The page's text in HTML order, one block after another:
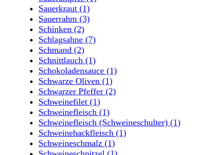
Sauerkraut (1)
Sauerrahm (3)
Schinken (2)
Schlagsahne (7)
Schmand (2)
Schnittlauch (1)
Schokoladensauce (1)
Schwarze Oliven (1)
Schwarzer Pfeffer (2)
Schweinefilet (1)
Schweinefleisch (1)
Schweinefleisch (Schweineschulter) (1)
Schweinehackfleisch (1)
Schweineschmalz (1)